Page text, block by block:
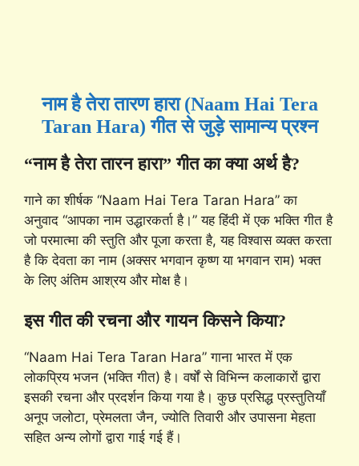
नाम है तेरा तारण हारा (Naam Hai Tera
Taran Hara) गीत से जुड़े सामान्य प्रश्न
“नाम है तेरा तारन हारा” गीत का क्या अर्थ है?
गाने का शीर्षक “Naam Hai Tera Taran Hara” का
अनुवाद “आपका नाम उद्धारकर्ता है।” यह हिंदी में एक भक्ति गीत है
जो परमात्मा की स्तुति और पूजा करता है, यह विश्वास व्यक्त करता
है कि देवता का नाम (अक्सर भगवान कृष्ण या भगवान राम) भक्त
के लिए अंतिम आश्रय और मोक्ष है।
इस गीत की रचना और गायन किसने किया?
“Naam Hai Tera Taran Hara” गाना भारत में एक
लोकप्रिय भजन (भक्ति गीत) है। वर्षों से विभिन्न कलाकारों द्वारा
इसकी रचना और प्रदर्शन किया गया है। कुछ प्रसिद्ध प्रस्तुतियाँ
अनूप जलोटा, प्रेमलता जैन, ज्योति तिवारी और उपासना मेहता
सहित अन्य लोगों द्वारा गाई गई हैं।